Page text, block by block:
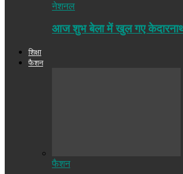
नेशनल
आज शुभ बेला में खुल गए
शिक्षा
फैशन
फैशन